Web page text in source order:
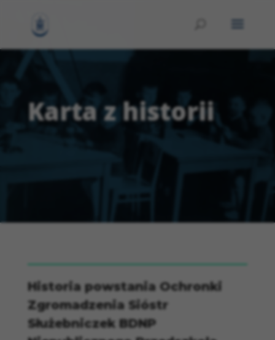
Karta z historii
Historia powstania Ochronki
Zgromadzenia Sióstr
Służebniczek BDNP